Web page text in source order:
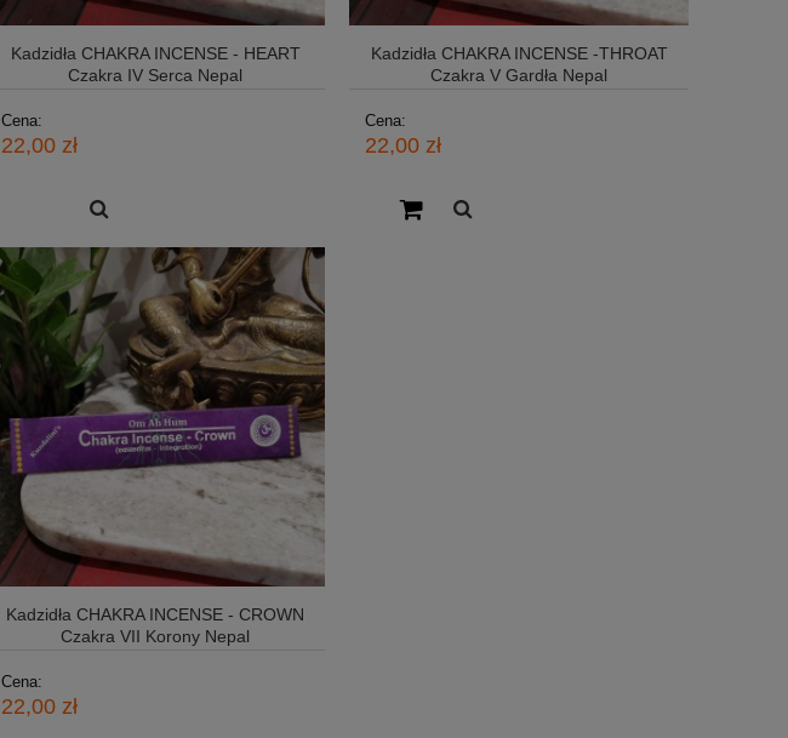
Kadzidła CHAKRA INCENSE - HEART
Czakra IV Serca Nepal
Cena:
22,00 zł
Kadzidła CHAKRA INCENSE -THROAT
Czakra V Gardła Nepal
Cena:
22,00 zł
Kadzidła CHAKRA INCENSE - CROWN
Czakra VII Korony Nepal
Cena:
22,00 zł